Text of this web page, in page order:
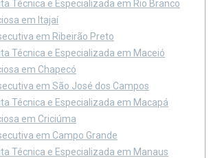
Técnica e Especializada em Rio Branco
em Itajaí
em Ribeirão Preto
Técnica e Especializada em Maceió
em Chapecó
em São José dos Campos
Técnica e Especializada em Macapá
em Criciúma
em Campo Grande
Técnica e Especializada em Manaus